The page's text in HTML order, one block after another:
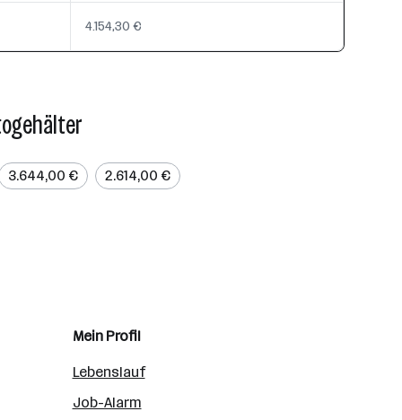
4.154,30 €
3.644,00 € 2.614,00 €
Mein Profil
Lebenslauf
Job-Alarm